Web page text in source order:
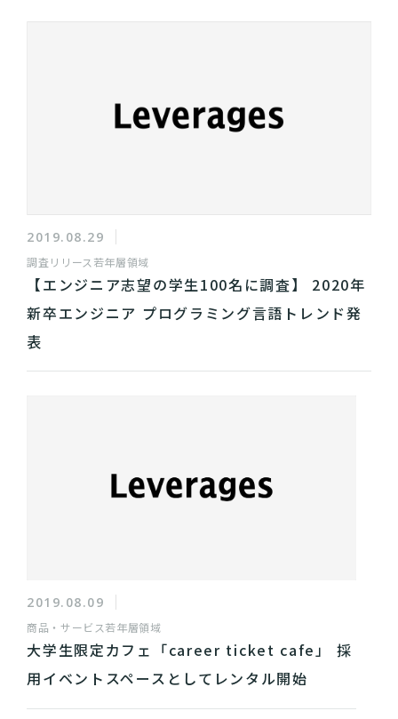
2019.08.29
調査リリース 若年層領域
【エンジニア志望の学生100名に調査】 2020年
新卒エンジニア プログラミング言語トレンド発
表
2019.08.09
商品・サービス若年層領域
大学生限定カフェ「career ticket cafe」 採
用イベントスペースとしてレンタル開始